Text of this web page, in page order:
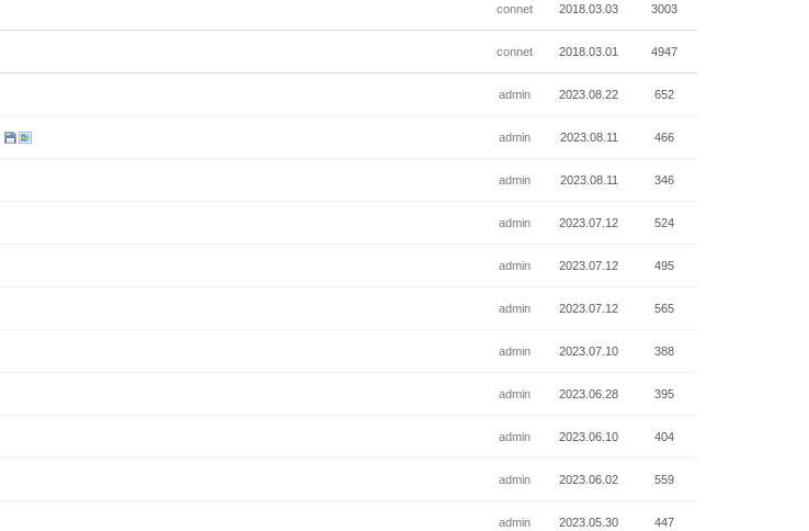
connet 2018.03.03 3003
connet 2018.03.01 4947
admin 2023.08.22 652
admin 2023.08.11 466
admin 2023.08.11 346
admin 2023.07.12 524
admin 2023.07.12 495
admin 2023.07.12 565
admin 2023.07.10 388
admin 2023.06.28 395
admin 2023.06.10 404
admin 2023.06.02 559
admin 2023.05.30 447